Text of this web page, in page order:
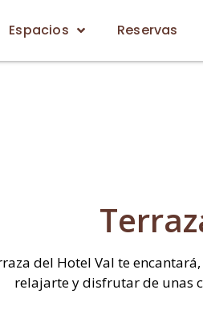
Espacios Reservas
del Hotel Val te
relajarte y disfrutar de unas